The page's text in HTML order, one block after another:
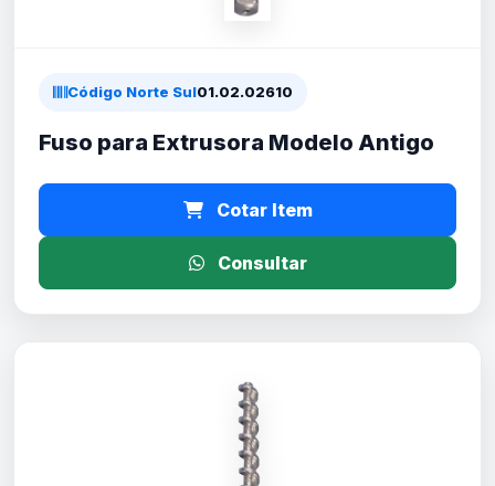
Código Norte Sul01.02.02610
Fuso para Extrusora Modelo Antigo
Cotar Item
Consultar